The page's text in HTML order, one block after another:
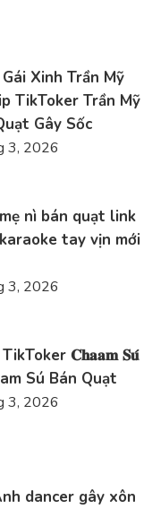
Xinh Trần Mỹ
TikToker Trần Mỹ
Gây Sốc
3, 2026
nì bán quạt link
tay vịn mới
3, 2026
𝐂𝐡𝐚𝐚𝐦 𝐒𝐮́
Sú Bán Quạt
3, 2026
dancer gây xôn